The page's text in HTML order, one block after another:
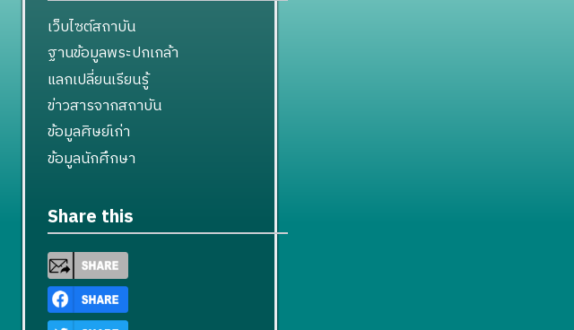
เว็บไซต์สถาบัน
ฐานข้อมูลพระปกเกล้า
แลกเปลี่ยนเรียนรู้
ข่าวสารจากสถาบัน
ข้อมูลศิษย์เก่า
ข้อมูลนักศึกษา
Share this